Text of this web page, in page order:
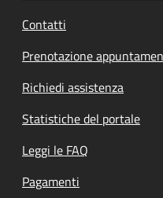
Contatti
Prenotazione
Richiedi assistenza
Statistiche del portale
Leggi le FAQ
Pagamenti